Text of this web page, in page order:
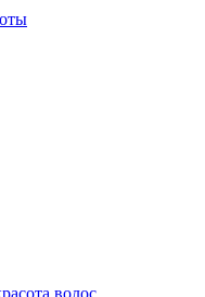
волос